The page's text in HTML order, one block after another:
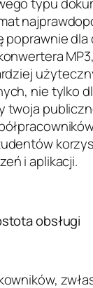
poprawnie dla
nie tylko
twoja
i aplikacji.
obsługi